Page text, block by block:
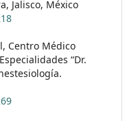
Jalisco, México
Centro Médico
“Dr.